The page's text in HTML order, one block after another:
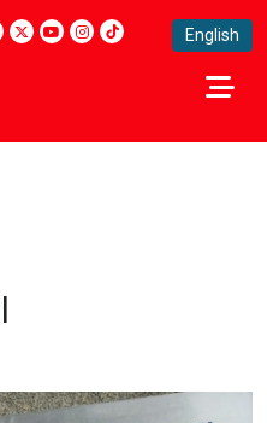
English